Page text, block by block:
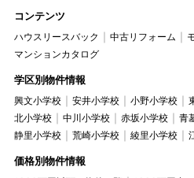
コンテンツ
ハウスリースバック 中古リフォーム
マンションカタログ
学区別物件情報
興文小学校 安井小学校 小野小学校
北小学校
中川小学校 赤坂小学校 青
静里小学校
荒崎小学校 綾里小学校
価格別物件情報